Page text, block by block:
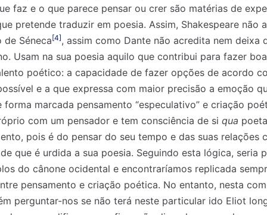
nossa lista de correio e receba mensalmente no seu email os artigos
Insira o seu endereço de email e clique para
nossa lista de correio e receba mensalmente no seu email os artigos
Insira o seu endereço de email e clique para
faz e o que parece pensar ou crer são matérias de
pretende traduzir em poesia. Assim, Shakespeare não
Séneca[4], assim como Dante não acredita nem deixa
Usam na sua poesia aquilo que contribui para fazer
poético: a capacidade de fazer opções de acordo
e a que expressa com maior precisão a emoção
forma marcada pensamento “especulativo” e criação
com um pensador e tem consciência de si qua
pois é do pensar do seu tempo e das suas relações
que é urdida a sua poesia. Seguindo esta lógica, seria
do cânone ocidental e encontraríamos replicada
pensamento e criação poética. No entanto, nesta
perguntar-nos se não terá neste particular ido Eliot